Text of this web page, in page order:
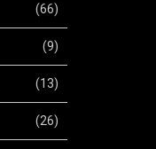
(66)
(9)
(13)
(26)